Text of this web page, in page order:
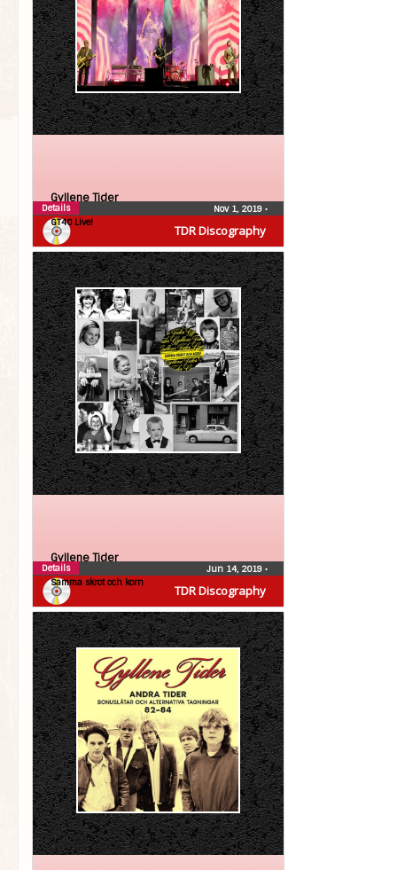
TDR Discography
Gyllene Tider
GT40 Live!
Nov 1, 2019 •
Details
TDR Discography
Gyllene Tider
Samma skrot och korn
Jun 14, 2019 •
Details